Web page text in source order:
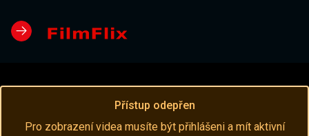
Přístup odepřen
Pro zobrazení videa musíte být přihlášeni a mít aktivní